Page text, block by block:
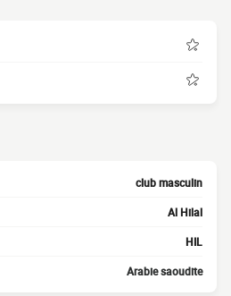
club masculin
Al Hilal
HIL
Arabie saoudite